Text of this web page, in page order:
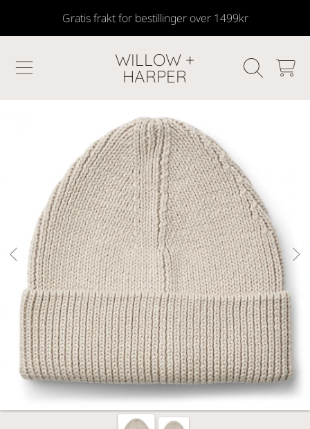
SKIP TO CONTENT
Gratis frakt for bestillinger over 1499kr
WILLOW +
HARPER
GÅ TIL PRODUKTINFORMASJON